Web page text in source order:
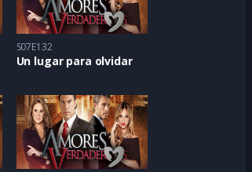
S07E132
Un lugar para olvidar